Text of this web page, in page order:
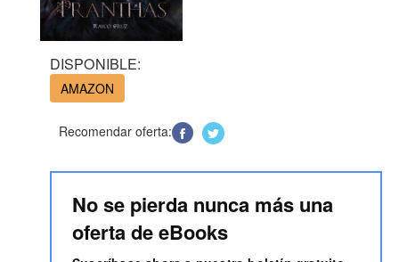
DISPONIBLE:
AMAZON
Recomendar oferta:
No se pierda nunca más una
oferta de eBooks